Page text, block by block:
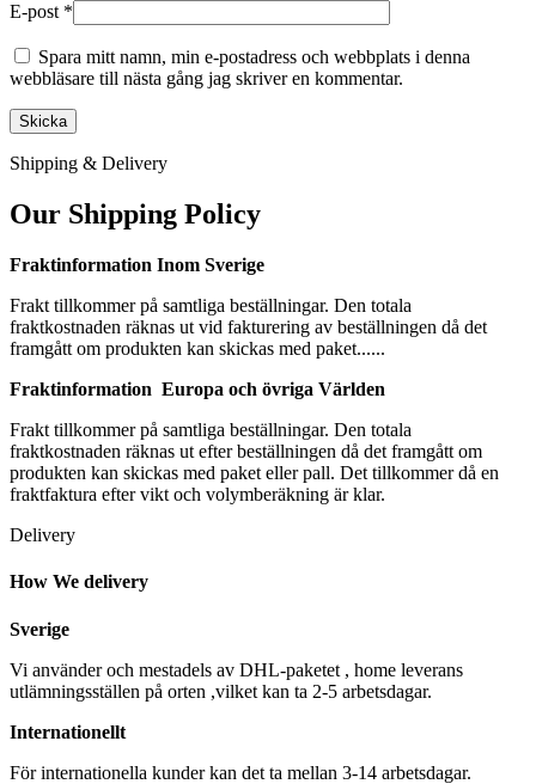
E-post *
Spara mitt namn, min e-postadress och webbplats i denna
webbläsare till nästa gång jag skriver en kommentar.
Shipping & Delivery
Our Shipping Policy
Fraktinformation Inom Sverige
Frakt tillkommer på samtliga beställningar. Den totala
fraktkostnaden räknas ut vid fakturering av beställningen då det
framgått om produkten kan skickas med paket......
Fraktinformation Europa och övriga Världen
Frakt tillkommer på samtliga beställningar. Den totala
fraktkostnaden räknas ut efter beställningen då det framgått om
produkten kan skickas med paket eller pall. Det tillkommer då en
fraktfaktura efter vikt och volymberäkning är klar.
Delivery
How We delivery
Sverige
Vi använder och mestadels av DHL-paketet , home leverans
utlämningsställen på orten ,vilket kan ta 2-5 arbetsdagar.
Internationellt
För internationella kunder kan det ta mellan 3-14 arbetsdagar.